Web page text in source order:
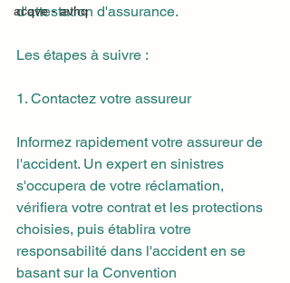
acqve - avhq
d'attestation d'assurance.
Les étapes à suivre :
1. Contactez votre assureur
Informez rapidement votre assureur de
l'accident. Un expert en sinistres
s'occupera de votre réclamation,
vérifiera votre contrat et les protections
choisies, puis établira votre
responsabilité dans l'accident en se
basant sur la Convention